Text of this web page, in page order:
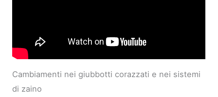
Cambiamenti nei giubbotti corazzati e nei sistemi
di zaino